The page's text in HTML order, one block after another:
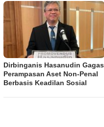
Dirbinganis Hasanudin Gagas
Perampasan Aset Non-Penal
Berbasis Keadilan Sosial